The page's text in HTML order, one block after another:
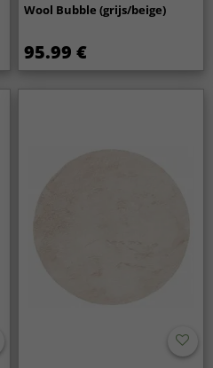
Wool Bubble (grijs/beige)
95.99 €